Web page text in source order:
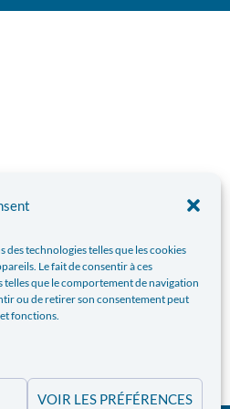
technologies telles que les cookies
Le fait de consentir à ces
que le comportement de navigation
ou de retirer son consentement peut
fonctions.
VOIR LES PRÉFÉRENCES